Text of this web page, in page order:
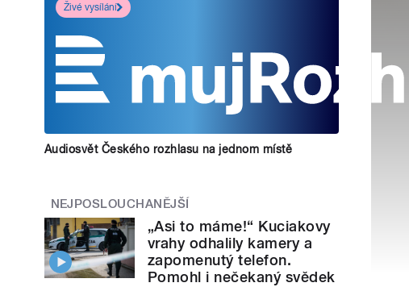
Živé vysílání
Audiosvět Českého rozhlasu na jednom místě
NEJPOSLOUCHANĚJŠÍ
„Asi to máme!“ Kuciakovy
vrahy odhalily kamery a
zapomenutý telefon.
Pomohl i nečekaný svědek